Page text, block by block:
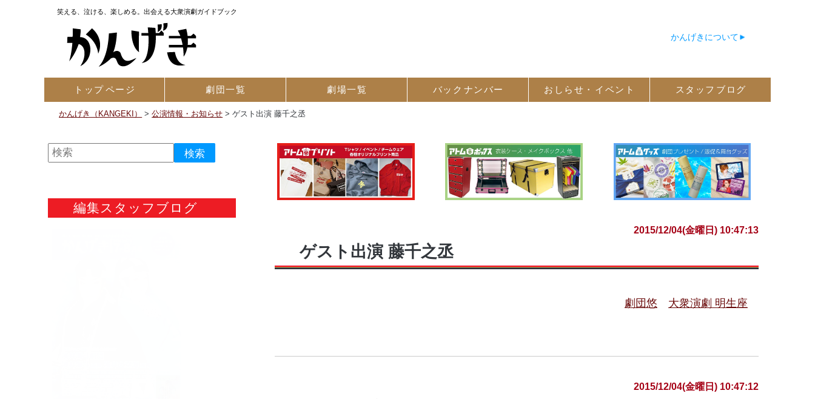
笑える、泣ける、楽しめる。出会える大衆演劇ガイドブック
かんげきについて
トップページ 劇団一覧 劇場一覧 バック ナンバー おしらせ・ イベント スタッフ ブログ
かんげき（KANGEKI） >公演情報・お知らせ >ゲスト出演 藤千之丞
2015/12/04(金曜日) 10:47:13
ゲスト出演 藤千之丞
劇団悠 大衆演劇 明生座
2015/12/04(金曜日) 10:47:12
編集スタッフブログ